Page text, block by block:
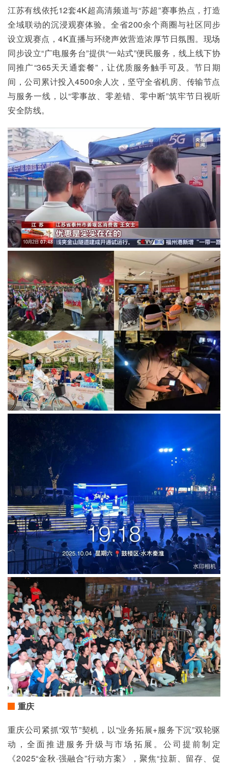
江苏有线依托12套4K超高清频道与“苏超”赛事热点，打造
全域联动的沉浸观赛体验。全省200余个商圈与社区同步
设立观赛点，4K直播与环绕声效营造浓厚节日氛围。现场
同步设立“广电服务台”提供“一站式”便民服务，线上线下协
同推广“365天天通套餐”，让优质服务触手可及。节日期
间，公司累计投入4500余人次，坚守全省机房、传输节点
与服务一线，以“零事故、零差错、零中断”筑牢节日视听
安全防线。
重庆
重庆公司紧抓“双节”契机，以“业务拓展+服务下沉”双轮驱
动，全面推进服务升级与市场拓展。公司提前制定
《2025“金秋·强融合”行动方案》，聚焦“拉新、留存、促